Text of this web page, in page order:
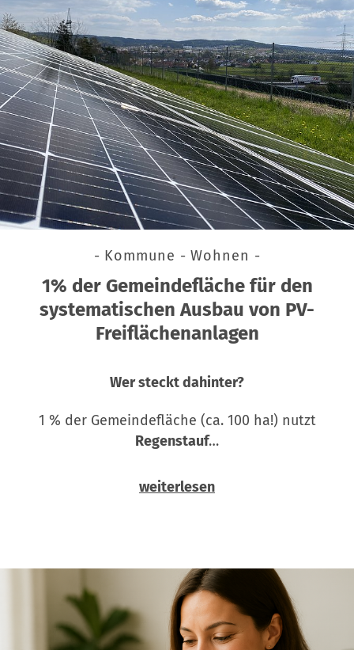
- Kommune - Wohnen -
1% der Gemeindefläche für den
systematischen Ausbau von PV-
Freiflächenanlagen
Wer steckt dahinter?
1 % der Gemeindefläche (ca. 100 ha!) nutzt
Regenstauf…
weiterlesen